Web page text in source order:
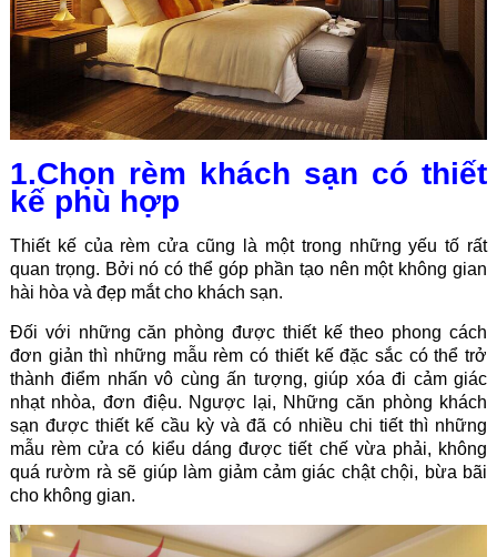
1.Chọn rèm khách sạn có thiết
kế phù hợp
Thiết kế của rèm cửa cũng là một trong những yếu tố rất
quan trọng. Bởi nó có thể góp phần tạo nên một không gian
hài hòa và đẹp mắt cho khách sạn.
Đối với những căn phòng được thiết kế theo phong cách
đơn giản thì những mẫu rèm có thiết kế đặc sắc có thể trở
thành điểm nhấn vô cùng ấn tượng, giúp xóa đi cảm giác
nhạt nhòa, đơn điệu. Ngược lại, Những căn phòng khách
sạn được thiết kế cầu kỳ và đã có nhiều chi tiết thì những
mẫu rèm cửa có kiểu dáng được tiết chế vừa phải, không
quá rườm rà sẽ giúp làm giảm cảm giác chật chội, bừa bãi
cho không gian.